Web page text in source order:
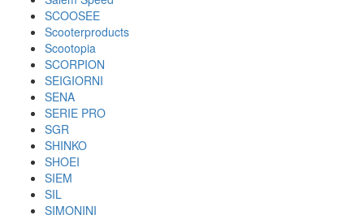
SCOOSEE
Scooterproducts
Scootopia
SCORPION
SEIGIORNI
SENA
SERIE PRO
SGR
SHINKO
SHOEI
SIEM
SIL
SIMONINI